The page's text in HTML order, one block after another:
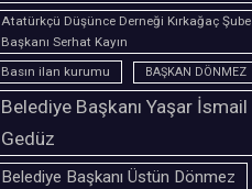
Atatürkçü Düşünce Derneği Kırkağaç Şube
Başkanı Serhat Kayın
Basın ilan kurumu
BAŞKAN DÖNMEZ
Belediye Başkanı Yaşar İsmail
Gedüz
Belediye Başkanı Üstün Dönmez